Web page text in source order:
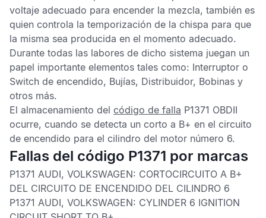
voltaje adecuado para encender la mezcla, también es
quien controla la temporización de la chispa para que
la misma sea producida en el momento adecuado.
Durante todas las labores de dicho sistema juegan un
papel importante elementos tales como: Interruptor o
Switch de encendido, Bujías, Distribuidor, Bobinas y
otros más.
El almacenamiento del código de falla P1371 OBDII
ocurre, cuando se detecta un corto a B+ en el circuito
de encendido para el cilindro del motor número 6.
Fallas del código P1371 por marcas
P1371 AUDI, VOLKSWAGEN: CORTOCIRCUITO A B+
DEL CIRCUITO DE ENCENDIDO DEL CILINDRO 6
P1371 AUDI, VOLKSWAGEN: CYLINDER 6 IGNITION